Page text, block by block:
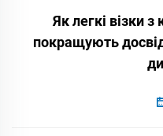
Як легкі візки
покращують